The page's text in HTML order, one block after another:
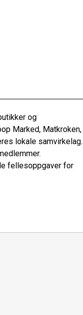
og
Marked, Matkroken,
lokale samvirkelag.
fellesoppgaver for